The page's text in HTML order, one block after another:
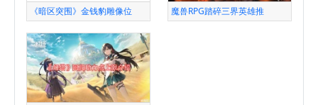
《暗区突围》金钱豹雕像位 魔兽RPG踏碎三界英雄推